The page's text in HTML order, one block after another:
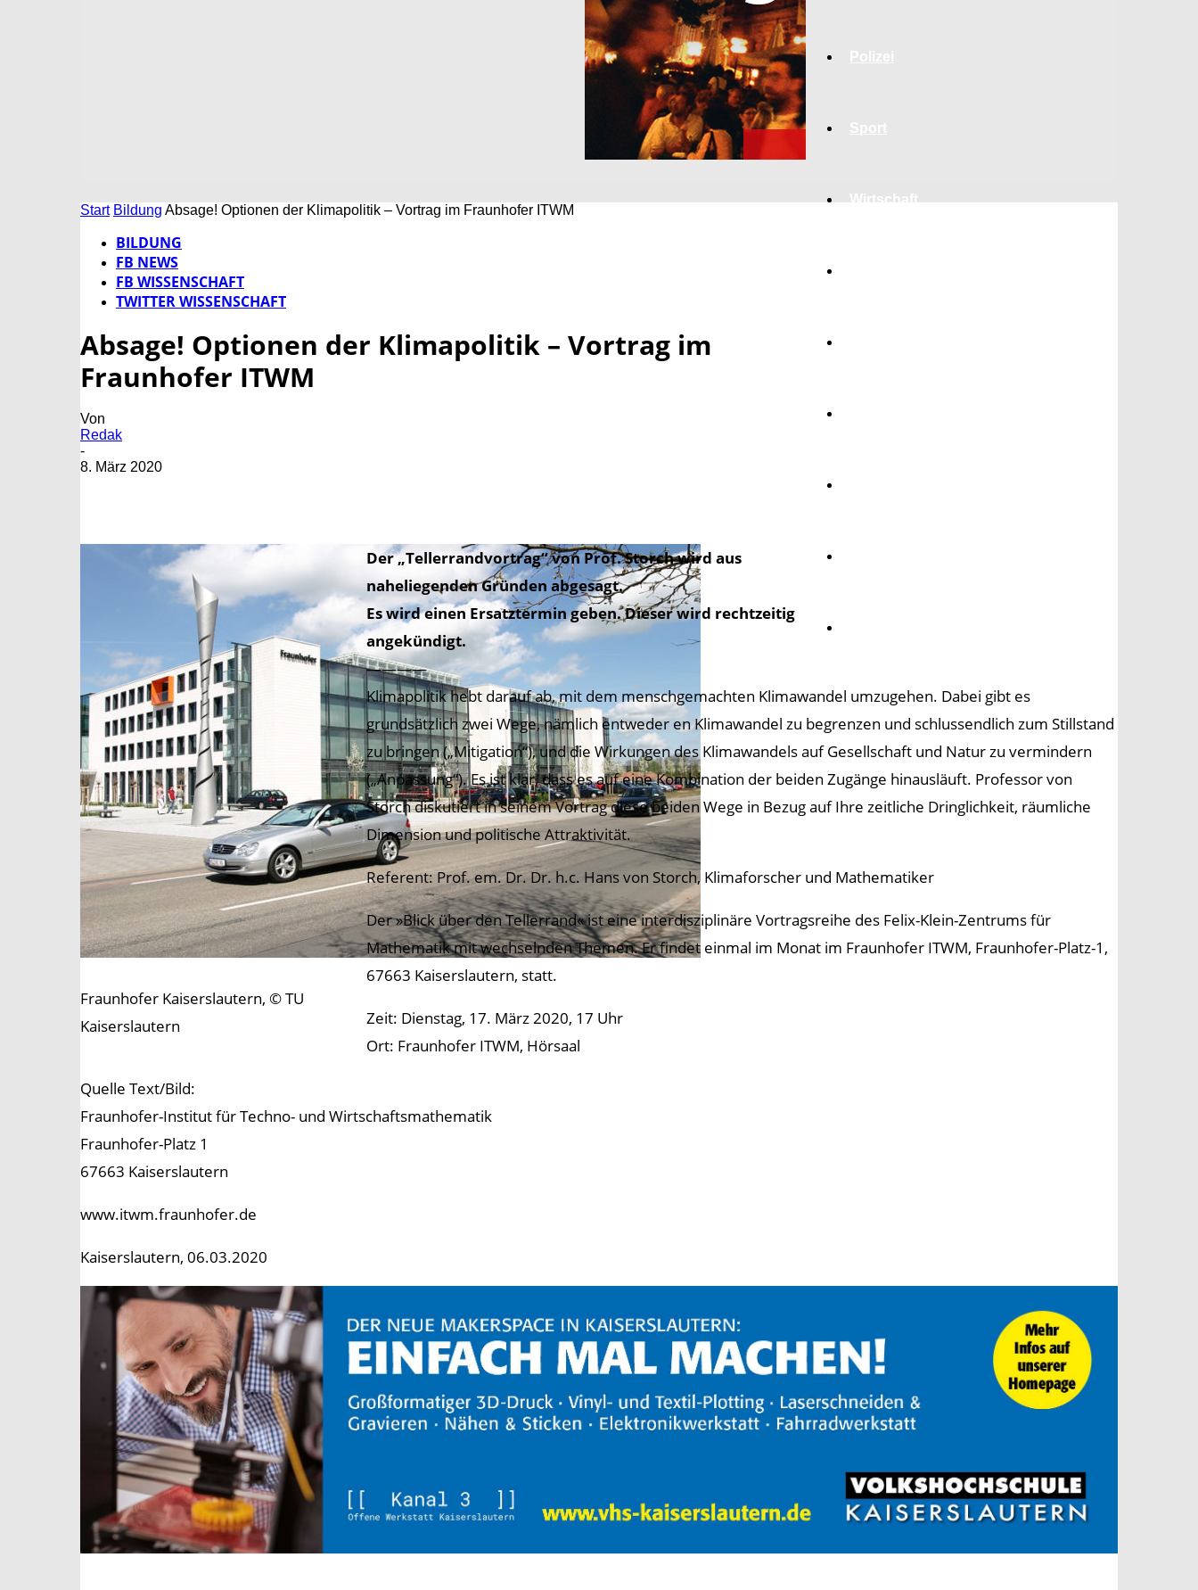
Wirtschaft
Start Bildung Absage! Optionen der Klimapolitik – Vortrag im Fraunhofer ITWM
BILDUNG
FB NEWS
FB WISSENSCHAFT
TWITTER WISSENSCHAFT
Absage! Optionen der Klimapolitik – Vortrag im
Fraunhofer ITWM
Von
Redak
-
8. März 2020
Fraunhofer Kaiserslautern, © TU
Kaiserslautern
Der „Tellerrandvortrag“ von Prof. Storch wird aus
naheliegenden Gründen abgesagt.
Es wird einen Ersatztermin geben. Dieser wird rechtzeitig
angekündigt.
————
Klimapolitik hebt darauf ab, mit dem menschgemachten Klimawandel umzugehen. Dabei gibt es
grundsätzlich zwei Wege, nämlich entweder en Klimawandel zu begrenzen und schlussendlich zum Stillstand
zu bringen („Mitigation“), und die Wirkungen des Klimawandels auf Gesellschaft und Natur zu vermindern
(„Anpassung“). Es ist klar, dass es auf eine Kombination der beiden Zugänge hinausläuft. Professor von
Storch diskutiert in seinem Vortrag diese beiden Wege in Bezug auf Ihre zeitliche Dringlichkeit, räumliche
Dimension und politische Attraktivität.
Referent: Prof. em. Dr. Dr. h.c. Hans von Storch, Klimaforscher und Mathematiker
Der »Blick über den Tellerrand« ist eine interdisziplinäre Vortragsreihe des Felix-Klein-Zentrums für
Mathematik mit wechselnden Themen. Er findet einmal im Monat im Fraunhofer ITWM, Fraunhofer-Platz-1,
67663 Kaiserslautern, statt.
Zeit: Dienstag, 17. März 2020, 17 Uhr
Ort: Fraunhofer ITWM, Hörsaal
Quelle Text/Bild:
Fraunhofer-Institut für Techno- und Wirtschaftsmathematik
Fraunhofer-Platz 1
67663 Kaiserslautern
www.itwm.fraunhofer.de
Kaiserslautern, 06.03.2020